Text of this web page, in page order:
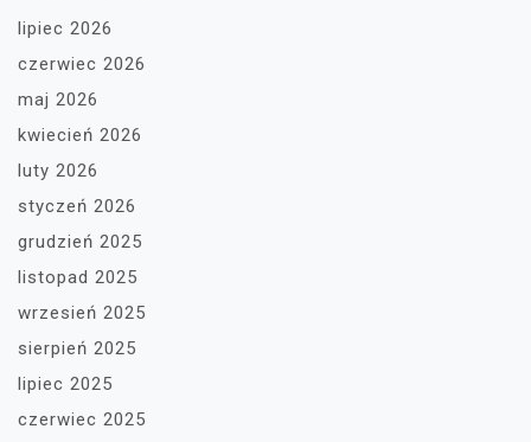
lipiec 2026
czerwiec 2026
maj 2026
kwiecień 2026
luty 2026
styczeń 2026
grudzień 2025
listopad 2025
wrzesień 2025
sierpień 2025
lipiec 2025
czerwiec 2025